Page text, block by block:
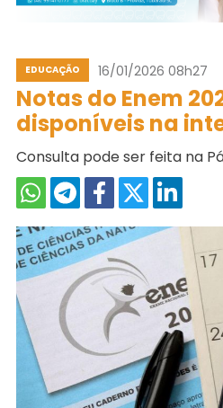
EDUCAÇÃO 16/01/2026 08h27
Notas do Enem
disponíveis na
Consulta pode ser feita na